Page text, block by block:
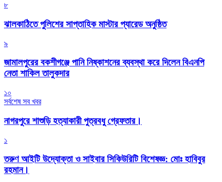
৮
‎ঝালকাঠিতে পুলিশের সাপ্তাহিক মাস্টার প্যারেড অনুষ্ঠিত
৯
জামালপুরের বকশীগঞ্জে পানি নিষ্কাশনের ব্যবস্থা করে দিলেন বিএনপি
নেতা শাকিল তালুকদার
১০
সর্বশেষ সব খবর
নাগরপুরে শাশুড়ি হত্যাকারী পুত্রবধু গ্রেফতার।
১
তরুণ আইটি উদ্যোক্তা ও সাইবার সিকিউরিটি বিশেষজ্ঞ: মোঃ হাবিবুর
রহমান।